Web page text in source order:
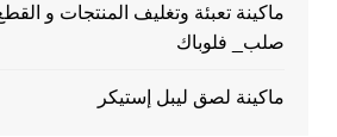
ماكينة تعبئة وتغليف المنتجات و
صلب_ فلوباك
ماكينة لصق ليبل إستيكر